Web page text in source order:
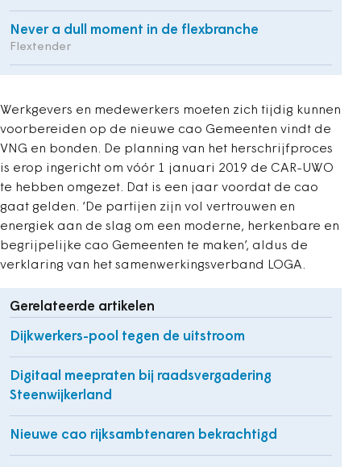
Never a dull moment in de flexbranche
Flextender
Werkgevers en medewerkers moeten zich tijdig kunnen
voorbereiden op de nieuwe cao Gemeenten vindt de
VNG en bonden. De planning van het herschrijfproces
is erop ingericht om vóór 1 januari 2019 de CAR-UWO
te hebben omgezet. Dat is een jaar voordat de cao
gaat gelden. ‘De partijen zijn vol vertrouwen en
energiek aan de slag om een moderne, herkenbare en
begrijpelijke cao Gemeenten te maken’, aldus de
verklaring van het samenwerkingsverband LOGA.
Gerelateerde artikelen
Dijkwerkers-pool tegen de uitstroom
Digitaal meepraten bij raadsvergadering
Steenwijkerland
Nieuwe cao rijksambtenaren bekrachtigd